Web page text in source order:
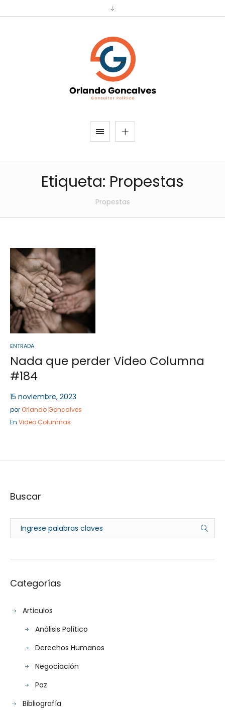
Etiqueta: Propestas
Propestas
ENTRADA
Nada que perder Video Columna
#184
15 noviembre, 2023
por Orlando Goncalves
En Video Columnas
Buscar
Categorías
Articulos
Análisis Político
Derechos Humanos
Negociación
Paz
Bibliografía